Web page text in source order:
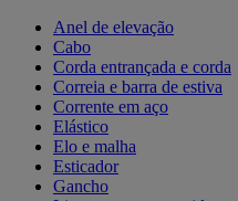
Anel de elevação
Cabo
Corda entrançada e corda
Correia e barra de estiva
Corrente em aço
Elástico
Elo e malha
Esticador
Gancho